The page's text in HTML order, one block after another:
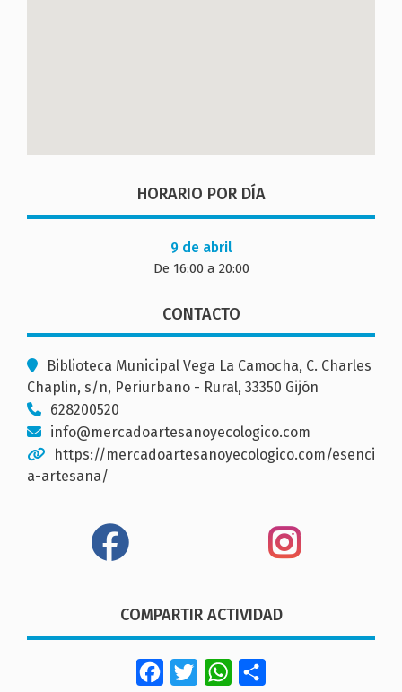
HORARIO POR DÍA
9 de abril
De 16:00 a 20:00
CONTACTO
Biblioteca Municipal Vega La Camocha, C. Charles
Chaplin, s/n, Periurbano - Rural, 33350 Gijón
628200520
info@mercadoartesanoyecologico.com
https://mercadoartesanoyecologico.com/esenci
a-artesana/
COMPARTIR ACTIVIDAD
FacebookTwitterWhatsApp